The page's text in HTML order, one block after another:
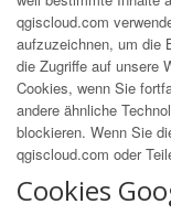
qgiscloud.com
aufzuzeichnen, um die
die Zugriffe auf unsere
Cookies, wenn Sie
andere ähnliche
blockieren. Wenn Sie
qgiscloud.com oder
Cookies